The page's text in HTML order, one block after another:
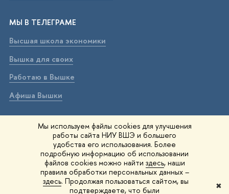
Мы используем файлы cookies для улучшения
работы сайта НИУ ВШЭ и большего
удобства его использования. Более
подробную информацию об использовании
файлов cookies можно найти здесь, наши
правила обработки персональных данных –
здесь. Продолжая пользоваться сайтом, вы
подтверждаете, что были
✖
МЫ В ТЕЛЕГРАМЕ
Высшая школа экономики
Вышка для своих
Работаю в Вышке
Афиша Вышки
ВЫШКА В МАХ
Высшая школа экономики
Вышка для своих
Работаю в Вышке